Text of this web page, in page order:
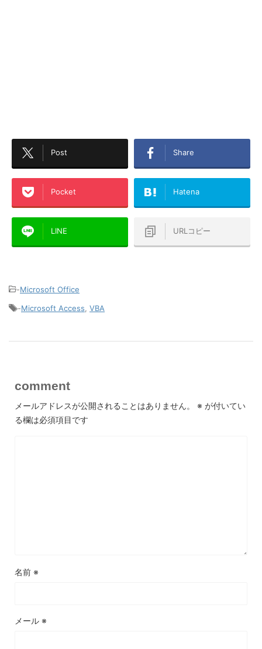
Post Share
Pocket Hatena
LINE URLコピー
-Microsoft Office
-Microsoft Access VBA
comment
メールアドレスが公開されることはありません。 ※ が付いてい
る欄は必須項目です
名前 ※
メール ※